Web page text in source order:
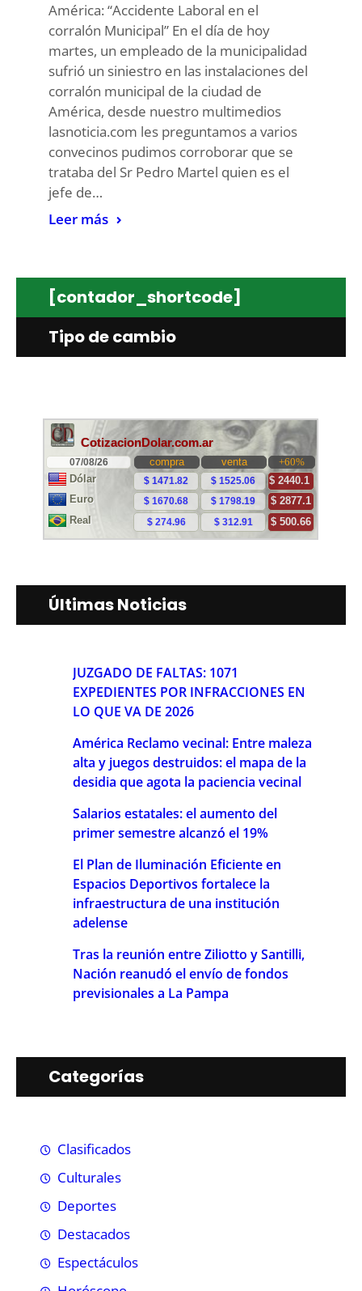
América: “Accidente Laboral en el
corralón Municipal” En el día de hoy
martes, un empleado de la municipalidad
sufrió un siniestro en las instalaciones del
corralón municipal de la ciudad de
América, desde nuestro multimedios
lasnoticia.com les preguntamos a varios
convecinos pudimos corroborar que se
trataba del Sr Pedro Martel quien es el
jefe de…
Leer más
[contador_shortcode]
Tipo de cambio
Últimas Noticias
JUZGADO DE FALTAS: 1071
EXPEDIENTES POR INFRACCIONES EN
LO QUE VA DE 2026
América Reclamo vecinal: Entre maleza
alta y juegos destruidos: el mapa de la
desidia que agota la paciencia vecinal
Salarios estatales: el aumento del
primer semestre alcanzó el 19%
El Plan de Iluminación Eficiente en
Espacios Deportivos fortalece la
infraestructura de una institución
adelense
Tras la reunión entre Ziliotto y Santilli,
Nación reanudó el envío de fondos
previsionales a La Pampa
Categorías
Clasificados
Culturales
Deportes
Destacados
Espectáculos